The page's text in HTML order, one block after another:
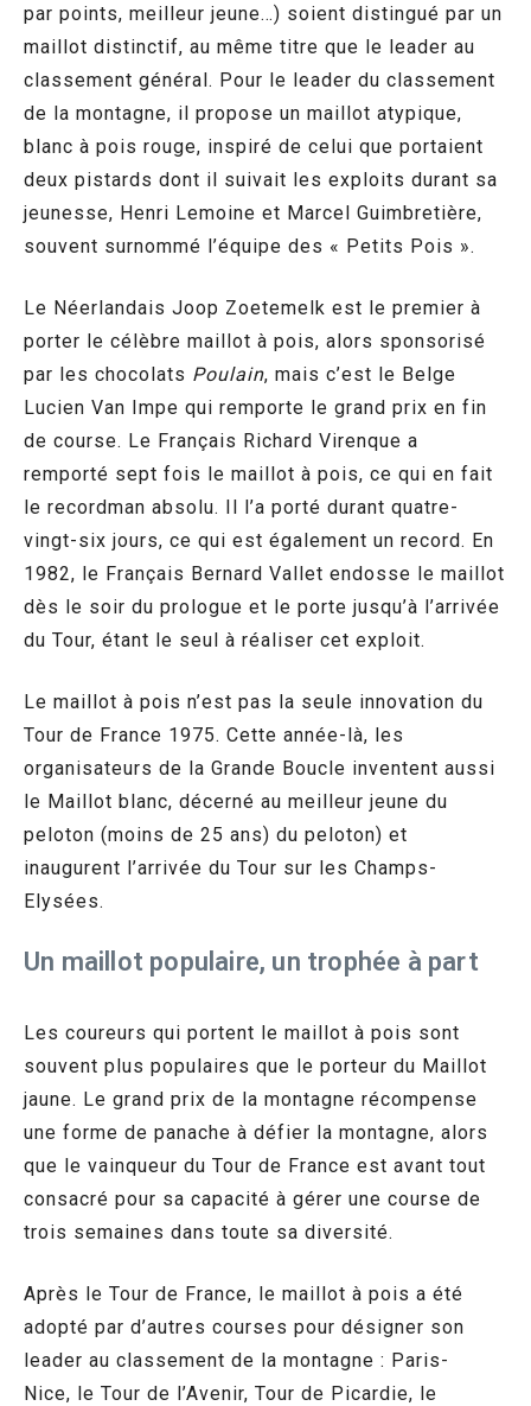
par points, meilleur jeune…) soient distingué par un
maillot distinctif, au même titre que le leader au
classement général. Pour le leader du classement
de la montagne, il propose un maillot atypique,
blanc à pois rouge, inspiré de celui que portaient
deux pistards dont il suivait les exploits durant sa
jeunesse, Henri Lemoine et Marcel Guimbretière,
souvent surnommé l’équipe des « Petits Pois ».
Le Néerlandais Joop Zoetemelk est le premier à
porter le célèbre maillot à pois, alors sponsorisé
par les chocolats Poulain, mais c’est le Belge
Lucien Van Impe qui remporte le grand prix en fin
de course. Le Français Richard Virenque a
remporté sept fois le maillot à pois, ce qui en fait
le recordman absolu. Il l’a porté durant quatre-
vingt-six jours, ce qui est également un record. En
1982, le Français Bernard Vallet endosse le maillot
dès le soir du prologue et le porte jusqu’à l’arrivée
du Tour, étant le seul à réaliser cet exploit.
Le maillot à pois n’est pas la seule innovation du
Tour de France 1975. Cette année-là, les
organisateurs de la Grande Boucle inventent aussi
le Maillot blanc, décerné au meilleur jeune du
peloton (moins de 25 ans) du peloton) et
inaugurent l’arrivée du Tour sur les Champs-
Elysées.
Un maillot populaire, un trophée à part
Les coureurs qui portent le maillot à pois sont
souvent plus populaires que le porteur du Maillot
jaune. Le grand prix de la montagne récompense
une forme de panache à défier la montagne, alors
que le vainqueur du Tour de France est avant tout
consacré pour sa capacité à gérer une course de
trois semaines dans toute sa diversité.
Après le Tour de France, le maillot à pois a été
adopté par d’autres courses pour désigner son
leader au classement de la montagne : Paris-
Nice, le Tour de l’Avenir, Tour de Picardie, le